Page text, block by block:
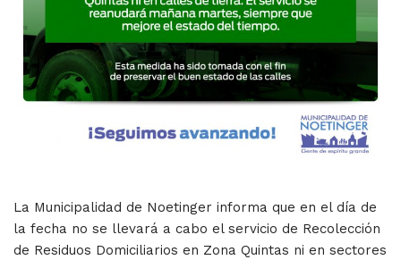
La Municipalidad de Noetinger informa que en el día de
la fecha no se llevará a cabo el servicio de Recolección
de Residuos Domiciliarios en Zona Quintas ni en sectores